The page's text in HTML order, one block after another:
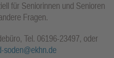
für Seniorinnen und Senioren
Fragen.
Tel. 06196-23497, oder
soden@ekhn.de